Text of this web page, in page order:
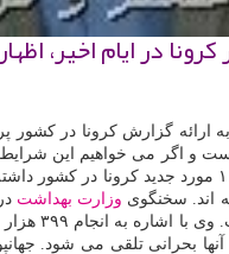
در ایام
گزارش کرونا در کشور
اگر می خواهیم این شرایط
وزارت بهداشت
وضعیت آنها بحرانی تلقی